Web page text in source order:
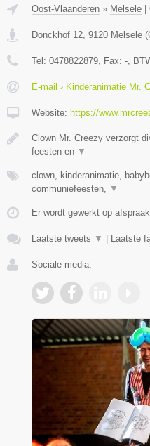
Oost-Vlaanderen » Melsele
Donckhof 12, 9120 Melsele (
Tel: 0478822879, Fax: -,
E-mail › Kinderanimatie Mr.
Website: https://
Clown Mr. Creezy verzorgt
feesten en ▼
clown, kinderanimatie,
communiefeesten, ▼
Er wordt gewerkt op
Laatste tweets ▼ Laatste
Sociale media: